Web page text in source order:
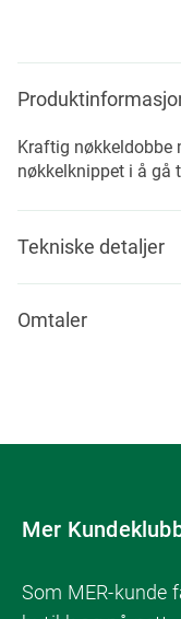
Kraftig nøkkeldobbe
nøkkelknippet i å gå
Tekniske detaljer
Omtaler
Mer
Som MER-kunde